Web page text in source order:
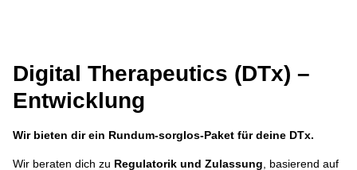
Digital Therapeutics (DTx) –
Entwicklung
Wir bieten dir ein Rundum-sorglos-Paket für deine DTx.
Wir beraten dich zu Regulatorik und Zulassung , basierend auf